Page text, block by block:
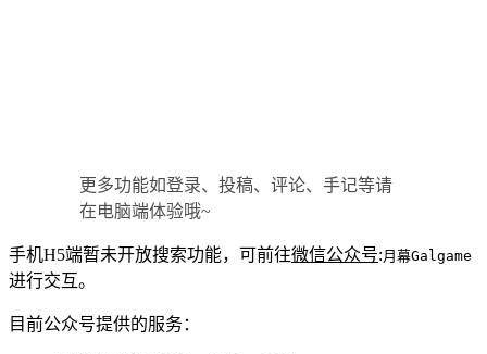
更多功能如登录、投稿、评论、手记等请
在电脑端体验哦~
手机H5端暂未开放搜索功能，可前往微信公众号:月幕Galgame
进行交互。
目前公众号提供的服务：